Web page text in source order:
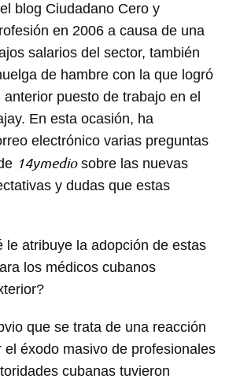
blog Ciudadano Cero y
en 2006 a causa de una
salarios del sector, también
de hambre con la que logró
puesto de trabajo en el
En esta ocasión, ha
electrónico varias preguntas
14ymediosobre las nuevas
y dudas que estas
le atribuye la adopción de estas
los médicos cubanos
que se trata de una reacción
el éxodo masivo de profesionales
cubanas tuvieron